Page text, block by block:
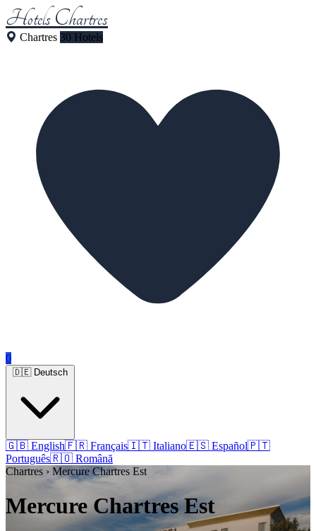
Hotels Chartres
Chartres 30 Hotels
0
🇬🇧 English🇫🇷 Français🇮🇹 Italiano🇪🇸 Español🇵🇹
Português🇷🇴 Română
Chartres › Mercure Chartres Est
Mercure Chartres Est